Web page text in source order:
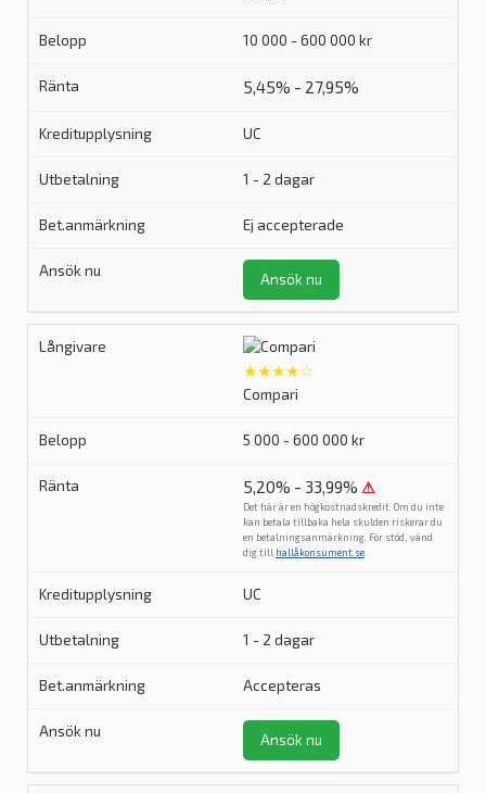
10 000 - 600 000 kr
5,45% - 27,95%
UC
1 - 2 dagar
Ej accepterade
Ansök nu
★★★★☆
Compari
5 000 - 600 000 kr
5,20% - 33,99% ⚠
Det här är en högkostnadskredit. Om du inte
kan betala tillbaka hela skulden riskerar du
en betalningsanmärkning. För stöd, vänd
dig till hallåkonsument.se
UC
1 - 2 dagar
Accepteras
Ansök nu